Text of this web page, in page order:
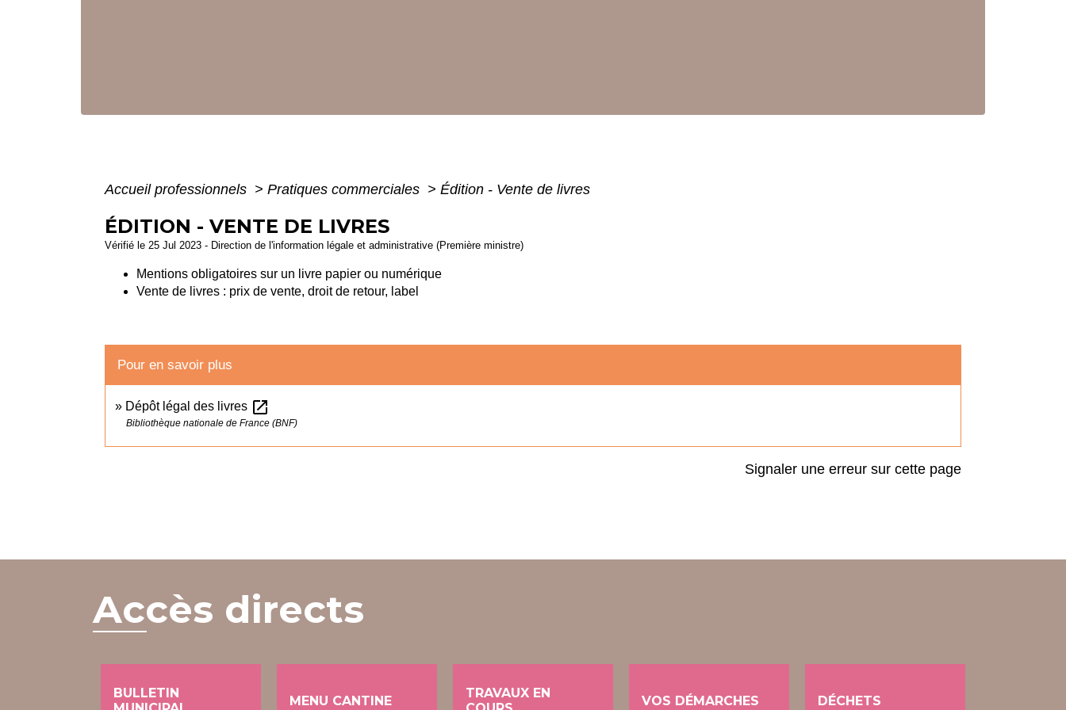
Accueil professionnels > Pratiques commerciales > Édition - Vente de livres
ÉDITION - VENTE DE LIVRES
Vérifié le 25 Jul 2023 - Direction de l'information légale et administrative (Première ministre)
Mentions obligatoires sur un livre papier ou numérique
Vente de livres : prix de vente, droit de retour, label
Pour en savoir plus
Dépôt légal des livres open_in_new
Bibliothèque nationale de France (BNF)
Signaler une erreur sur cette page
Accès directs
BULLETIN
MENU CANTINE
TRAVAUX EN
VOS DÉMARCHES DÉCHETS